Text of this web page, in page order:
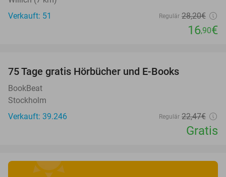
Verkauft: 51
Regulär 28,20€
16,90€
75 Tage gratis Hörbücher und E-Books
BookBeat
Stockholm
Verkauft: 39.246
Regulär 22,47€
Gratis